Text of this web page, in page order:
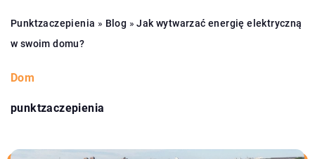
Punktzaczepienia » Blog »Jak wytwarzać energię elektryczną
w swoim domu?
Dom
punktzaczepienia